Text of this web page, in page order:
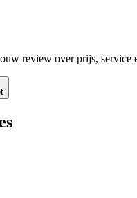
review over prijs, service